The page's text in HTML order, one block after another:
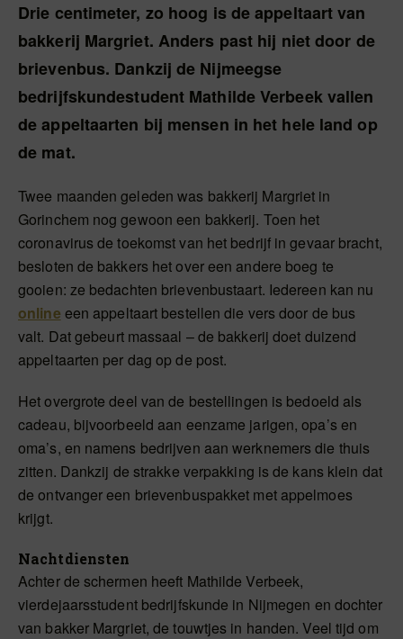
Drie centimeter, zo hoog is de appeltaart van
bakkerij Margriet. Anders past hij niet door de
brievenbus. Dankzij de Nijmeegse
bedrijfskundestudent Mathilde Verbeek vallen
de appeltaarten bij mensen in het hele land op
de mat.
Twee maanden geleden was bakkerij Margriet in
Gorinchem nog gewoon een bakkerij. Toen het
coronavirus de toekomst van het bedrijf in gevaar bracht,
besloten de bakkers het over een andere boeg te
gooien: ze bedachten brievenbustaart. Iedereen kan nu
online een appeltaart bestellen die vers door de bus
valt. Dat gebeurt massaal – de bakkerij doet duizend
appeltaarten per dag op de post.
Het overgrote deel van de bestellingen is bedoeld als
cadeau, bijvoorbeeld aan eenzame jarigen, opa’s en
oma’s, en namens bedrijven aan werknemers die thuis
zitten. Dankzij de strakke verpakking is de kans klein dat
de ontvanger een brievenbuspakket met appelmoes
krijgt.
Nachtdiensten
Achter de schermen heeft Mathilde Verbeek,
vierdejaarsstudent bedrijfskunde in Nijmegen en dochter
van bakker Margriet, de touwtjes in handen. Veel tijd om